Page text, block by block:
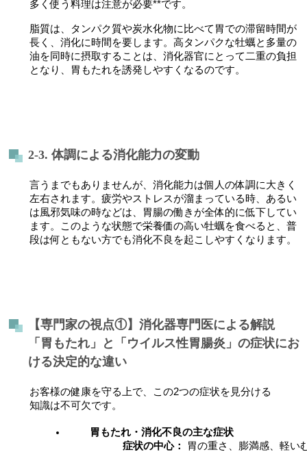
多く使う料理は注意が必要**です。
脂質は、タンパク質や炭水化物に比べて胃での滞留時間が
長く、消化に時間を要します。高タンパクな牡蠣と多量の
油を同時に摂取することは、消化器官にとって二重の負担
となり、胃もたれを誘発しやすくなるのです。
2-3. 体調による消化能力の変動
言うまでもありませんが、消化能力は個人の体調に大きく
左右されます。疲労やストレスが溜まっている時、あるい
は風邪気味の時などは、胃腸の働きが全体的に低下してい
ます。このような状態で栄養価の高い牡蠣を食べると、普
段は何ともない方でも消化不良を起こしやすくなります。
【専門家の視点①】消化器専門医による解説
「胃もたれ」と「ウイルス性胃腸炎」の症状にお
ける決定的な違い
お客様の健康を守る上で、この2つの症状を見分ける
知識は不可欠です。
胃もたれ・消化不良の主な症状
症状の中心：
胃の重さ、膨満感、軽い